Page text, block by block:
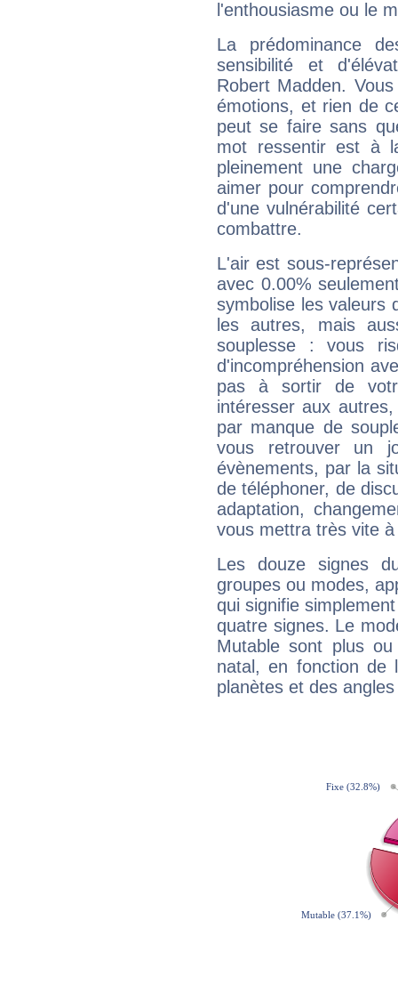
l'enthousiasme ou le
La prédominance
sensibilité et
Robert Madden.
émotions, et rien de
peut se faire sans
mot ressentir est à
pleinement une
aimer pour
d'une vulnérabilité
combattre.
L'air est sous-
avec 0.00%
symbolise les valeurs
les autres, mais
souplesse : vous
d'incompréhension
pas à sortir de
intéresser aux
par manque de
vous retrouver un
évènements, par la
de téléphoner, de
adaptation,
vous mettra très vite
Les douze signes
groupes ou modes,
qui signifie
quatre signes. Le
Mutable sont plus
natal, en fonction de
planètes et des